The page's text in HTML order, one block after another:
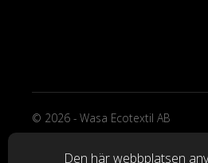
© 2026 - Wasa Ecotextil AB
Den här webbplatsen